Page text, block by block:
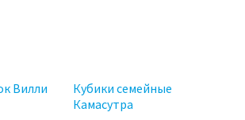
Вилли
Кубики семейные
Камасутра